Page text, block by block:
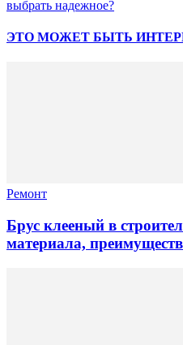
выбрать надежное?
ЭТО МОЖЕТ БЫТЬ
Ремонт
Брус клееный в
материала,